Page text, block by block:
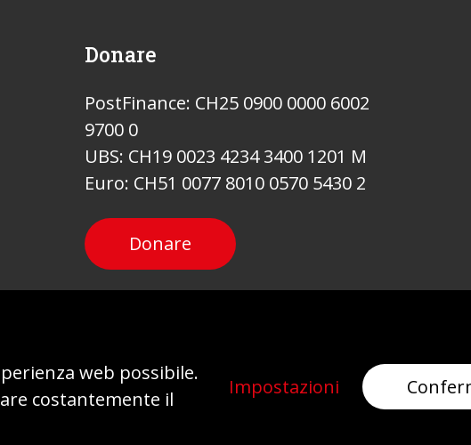
Donare
PostFinance: CH25 0900 0000 6002
9700 0
UBS: CH19 0023 4234 3400 1201 M
Euro: CH51 0077 8010 0570 5430 2
Donare
Mi iscrivo
web possibile.
costantemente il
Impostazioni